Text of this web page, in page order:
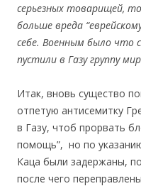
серьезных товарищей, то
больше вреда
себе. Военным было что
пустили в Газу группу
Итак, вновь существо
отпетую антисемитку
в Газу, чтоб прорвать
помощь”, но по
Каца были задержаны,
после чего